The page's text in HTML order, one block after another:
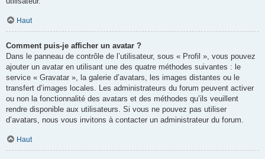
Haut
Comment puis-je afficher un avatar ?
Dans le panneau de contrôle de l’utilisateur, sous « Profil », vous pouvez
ajouter un avatar en utilisant une des quatre méthodes suivantes : le
service « Gravatar », la galerie d’avatars, les images distantes ou le
transfert d’images locales. Les administrateurs du forum peuvent activer
ou non la fonctionnalité des avatars et des méthodes qu’ils veuillent
rendre disponible aux utilisateurs. Si vous ne pouvez pas utiliser
d’avatars, nous vous invitons à contacter un administrateur du forum.
Haut